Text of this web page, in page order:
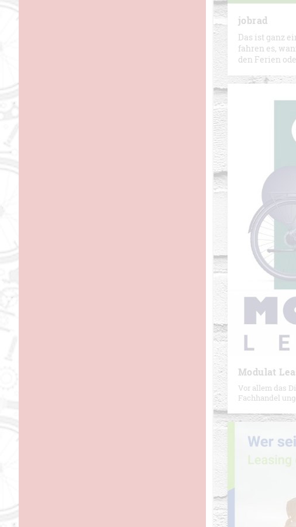
jobrad
Das ist ganz
fahren es,
den Ferien
Modulat
Vor allem das
Fachhandel